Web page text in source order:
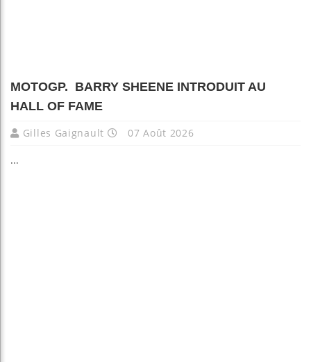
MOTOGP. BARRY SHEENE INTRODUIT AU
HALL OF FAME
Gilles Gaignault 07 Août 2026
...